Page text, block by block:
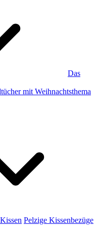
Das
mit Weihnachtsthema
Pelzige Kissenbezüge